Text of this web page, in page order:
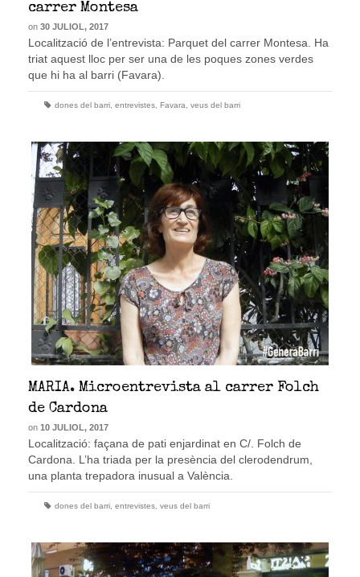
carrer Montesa
on 30 JULIOL, 2017
Localització de l’entrevista: Parquet del carrer Montesa. Ha
triat aquest lloc per ser una de les poques zones verdes
que hi ha al barri (Favara).
dones del barri entrevistes Favara veus del barri
MARIA. Microentrevista al carrer Folch
de Cardona
on 10 JULIOL, 2017
Localització: façana de pati enjardinat en C/. Folch de
Cardona. L’ha triada per la presència del clerodendrum,
una planta trepadora inusual a València.
dones del barri entrevistes veus del barri